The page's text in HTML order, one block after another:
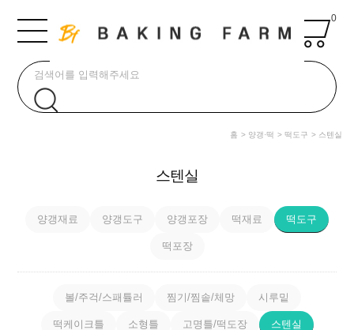
0
홈 양갱·떡 떡도구 스텐실
스텐실
양갱재료 양갱도구 양갱포장 떡재료 떡도구
떡포장
볼/주걱/스패튤러 찜기/찜솥/체망 시루밑
떡케이크틀 소형틀 고명틀/떡도장 스텐실